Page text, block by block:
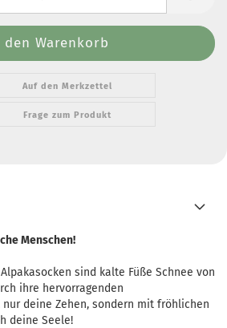
Auf den Merkzettel
Frage zum Produkt
Menschen!
sind kalte Füße Schnee von
ihre hervorragenden
deine Zehen, sondern mit fröhlichen
deine Seele!